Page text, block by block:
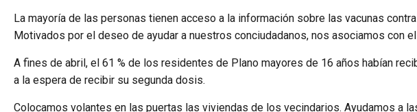
La mayoría de las personas tienen acceso a la información sobre las vacunas
Motivados por el deseo de ayudar a nuestros conciudadanos, nos asociamos con
A fines de abril, el 61 % de los residentes de Plano mayores de 16 años habían
a la espera de recibir su segunda dosis.
Colocamos volantes en las puertas las viviendas de los vecindarios. Ayudamos a